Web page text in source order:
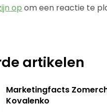
op om een reactie te
artikelen
Marketingfacts
Kovalenko